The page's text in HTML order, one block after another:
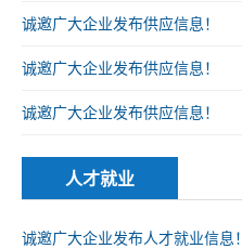
诚邀广大企业发布供应信息！
诚邀广大企业发布供应信息！
诚邀广大企业发布供应信息！
人才就业
诚邀广大企业发布人才就业信息！